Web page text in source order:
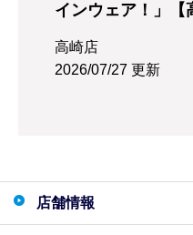
インウェア！」【
高崎店
2026/07/27 更新
店舗情報